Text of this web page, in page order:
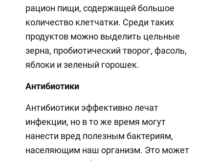
рацион пищи, содержащей большое
количество клетчатки. Среди таких
продуктов можно выделить цельные
зерна, пробиотический творог, фасоль,
яблоки и зеленый горошек.
Антибиотики
Антибиотики эффективно лечат
инфекции, но в то же время могут
нанести вред полезным бактериям,
населяющим наш организм. Это может